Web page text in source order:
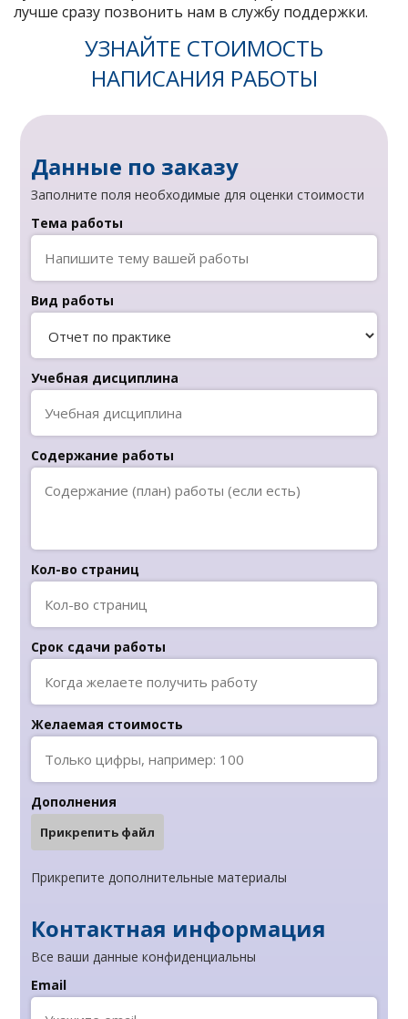
лучше сразу позвонить нам в службу поддержки.
УЗНАЙТЕ СТОИМОСТЬ
НАПИСАНИЯ РАБОТЫ
Данные по заказу
Заполните поля необходимые для оценки стоимости
Тема работы
Вид работы
Учебная дисциплина
Содержание работы
Кол-во страниц
Срок сдачи работы
Желаемая стоимость
Дополнения
Прикрепить файл
Прикрепите дополнительные материалы
Контактная информация
Все ваши данные конфиденциальны
Email